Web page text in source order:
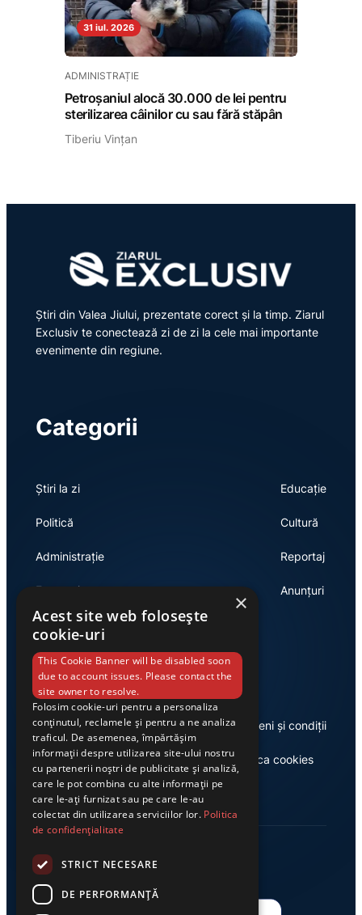
31 iul. 2026
ADMINISTRAȚIE
Petroșaniul alocă 30.000 de lei pentru
sterilizarea câinilor cu sau fără stăpân
Tiberiu Vințan
Știri din Valea Jiului, prezentate corect și la timp. Ziarul
Exclusiv te conectează zi de zi la cele mai importante
evenimente din regiune.
Categorii
Știri la zi
Politică
Administrație
Economie
Educație
Cultură
Reportaj
Anunțuri
Link-uri utile
Despre noi
Casa de editură Exclusiv
Termeni și condiții
Politica cookies
×
Acest site web folosește
cookie-uri
This Cookie Banner will be disabled soon
due to account issues. Please contact the
site owner to resolve.
Folosim cookie-uri pentru a personaliza
conținutul, reclamele și pentru a ne analiza
traficul. De asemenea, împărtășim
informații despre utilizarea site-ului nostru
cu partenerii noștri de publicitate și analiză,
care le pot combina cu alte informații pe
care le-ați furnizat sau pe care le-au
colectat din utilizarea serviciilor lor. Politica
de confidențialitate
STRICT NECESARE
DE PERFORMANȚĂ